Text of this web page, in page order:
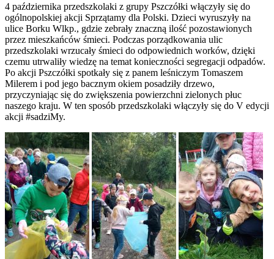
4 października przedszkolaki z grupy Pszczółki włączyły się do
ogólnopolskiej akcji Sprzątamy dla Polski. Dzieci wyruszyły na
ulice Borku Wlkp., gdzie zebrały znaczną ilość pozostawionych
przez mieszkańców śmieci. Podczas porządkowania ulic
przedszkolaki wrzucały śmieci do odpowiednich worków, dzięki
czemu utrwaliły wiedzę na temat konieczności segregacji odpadów.
Po akcji Pszczółki spotkały się z panem leśniczym Tomaszem
Milerem i pod jego bacznym okiem posadziły drzewo,
przyczyniając się do zwiększenia powierzchni zielonych płuc
naszego kraju. W ten sposób przedszkolaki włączyły się do V edycji
akcji #sadziMy.